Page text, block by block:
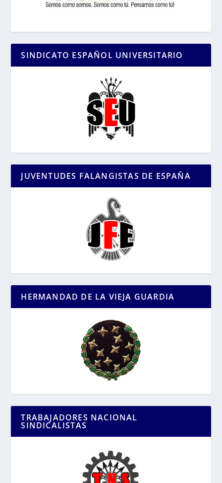
SINDICATO ESPAÑOL UNIVERSITARIO
JUVENTUDES FALANGISTAS DE ESPAÑA
HERMANDAD DE LA VIEJA GUARDIA
TRABAJADORES NACIONAL
SINDICALISTAS